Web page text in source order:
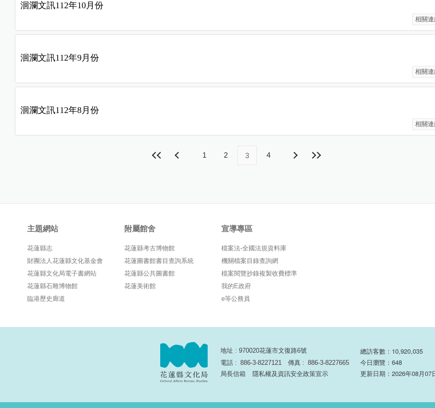
洄瀾文訊112年10月份
相關
洄瀾文訊112年9月份
相關
洄瀾文訊112年8月份
相關
1 2 3 4
主題網站
花蓮縣志
財團法人花蓮縣文化基金會
花蓮縣文化局電子書網站
花蓮縣石雕博物館
臨港歷史廊道
附屬館舍
花蓮縣考古博物館
花蓮圖書館書目查詢系統
花蓮縣公共圖書館
花蓮美術館
宣導專區
檔案法-全國法規資料庫
機關檔案目錄查詢網
檔案閱覽抄錄複製收費標準
我的E政府
e等公務員
地址 : 970020花蓮市文復路6號
電話 : 886-3-8227121 傳真 : 886-3-8227665
局長信箱
隱私權及資訊安全政策宣示
總訪客數：10,920,035
今日瀏覽：648
更新日期：2026年08月07